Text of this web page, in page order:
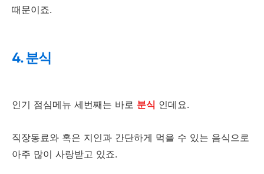
때문이죠.
4. 분식
인기 점심메뉴 세번째는 바로 분식 인데요.
직장동료와 혹은 지인과 간단하게 먹을 수 있는 음식으로
아주 많이 사랑받고 있죠.